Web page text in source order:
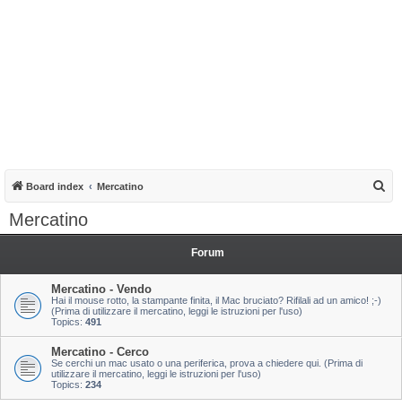
Board index Mercatino
Mercatino
Forum
Mercatino - Vendo
Hai il mouse rotto, la stampante finita, il Mac bruciato? Rifilali ad un amico! ;-)
(Prima di utilizzare il mercatino, leggi le istruzioni per l'uso)
Topics: 491
Mercatino - Cerco
Se cerchi un mac usato o una periferica, prova a chiedere qui. (Prima di
utilizzare il mercatino, leggi le istruzioni per l'uso)
Topics: 234